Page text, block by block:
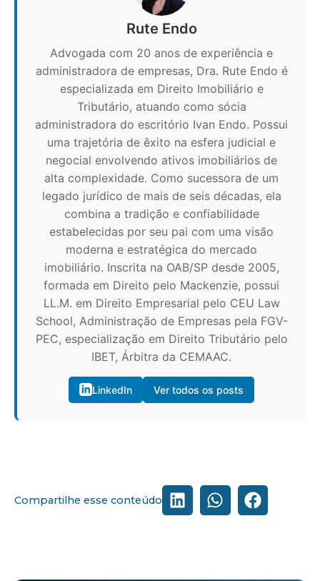
Rute Endo
Advogada com 20 anos de experiência e
administradora de empresas, Dra. Rute Endo é
especializada em Direito Imobiliário e
Tributário, atuando como sócia
administradora do escritório Ivan Endo. Possui
uma trajetória de êxito na esfera judicial e
negocial envolvendo ativos imobiliários de
alta complexidade. Como sucessora de um
legado jurídico de mais de seis décadas, ela
combina a tradição e confiabilidade
estabelecidas por seu pai com uma visão
moderna e estratégica do mercado
imobiliário. Inscrita na OAB/SP desde 2005,
formada em Direito pelo Mackenzie, possui
LL.M. em Direito Empresarial pelo CEU Law
School, Administração de Empresas pela FGV-
PEC, especialização em Direito Tributário pelo
IBET, Árbitra da CEMAAC.
LinkedIn Ver todos os posts
Compartilhe esse conteúdo